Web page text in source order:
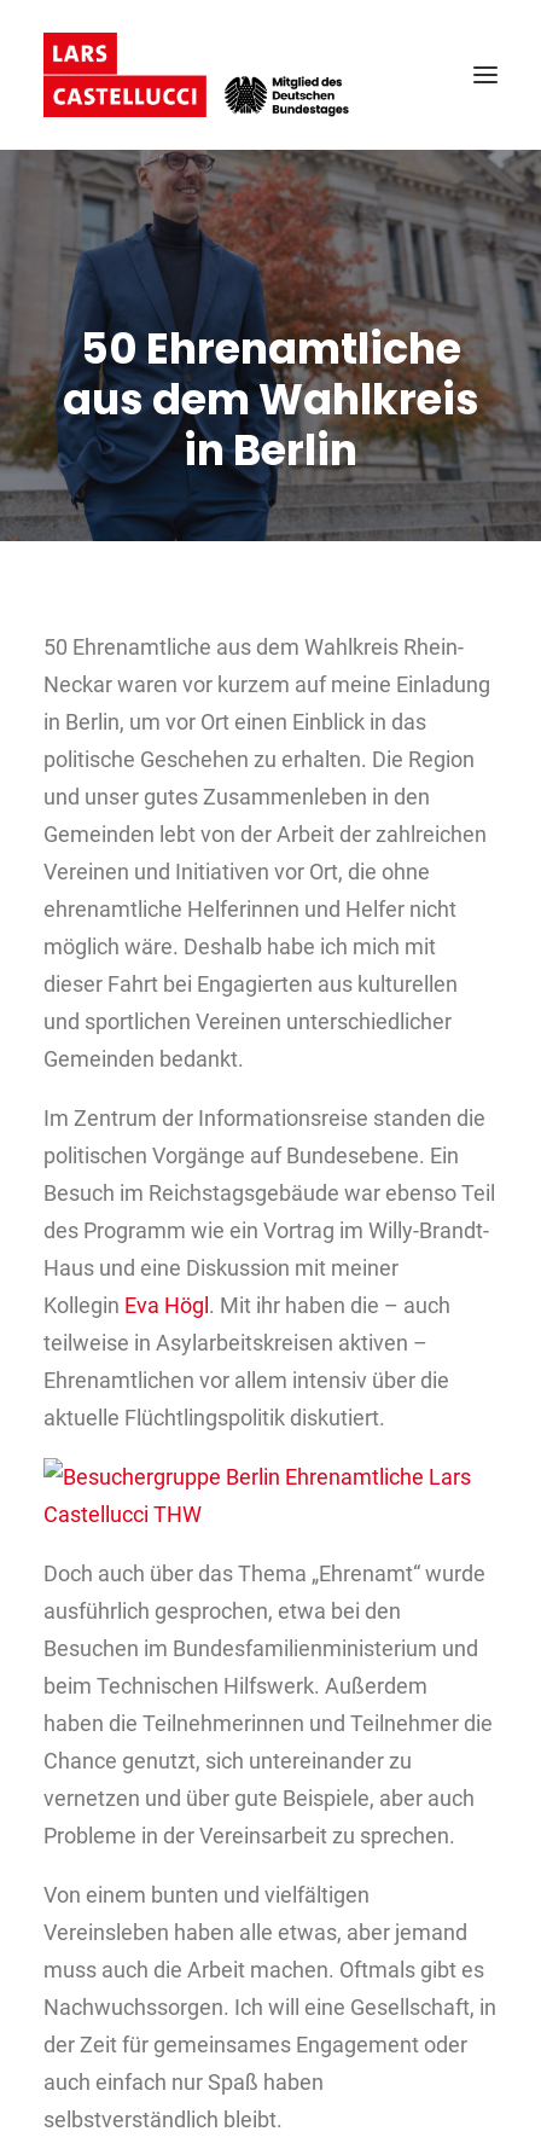
50 Ehrenamtliche
aus dem Wahlkreis
in Berlin
50 Ehrenamtliche aus dem Wahlkreis Rhein-
Neckar waren vor kurzem auf meine Einladung
in Berlin, um vor Ort einen Einblick in das
politische Geschehen zu erhalten. Die Region
und unser gutes Zusammenleben in den
Gemeinden lebt von der Arbeit der zahlreichen
Vereinen und Initiativen vor Ort, die ohne
ehrenamtliche Helferinnen und Helfer nicht
möglich wäre. Deshalb habe ich mich mit
dieser Fahrt bei Engagierten aus kulturellen
und sportlichen Vereinen unterschiedlicher
Gemeinden bedankt.
Im Zentrum der Informationsreise standen die
politischen Vorgänge auf Bundesebene. Ein
Besuch im Reichstagsgebäude war ebenso Teil
des Programm wie ein Vortrag im Willy-Brandt-
Haus und eine Diskussion mit meiner
Kollegin Eva Högl . Mit ihr haben die – auch
teilweise in Asylarbeitskreisen aktiven –
Ehrenamtlichen vor allem intensiv über die
aktuelle Flüchtlingspolitik diskutiert.
Doch auch über das Thema „Ehrenamt“ wurde
ausführlich gesprochen, etwa bei den
Besuchen im Bundesfamilienministerium und
beim Technischen Hilfswerk. Außerdem
haben die Teilnehmerinnen und Teilnehmer die
Chance genutzt, sich untereinander zu
vernetzen und über gute Beispiele, aber auch
Probleme in der Vereinsarbeit zu sprechen.
Von einem bunten und vielfältigen
Vereinsleben haben alle etwas, aber jemand
muss auch die Arbeit machen. Oftmals gibt es
Nachwuchssorgen. Ich will eine Gesellschaft, in
der Zeit für gemeinsames Engagement oder
auch einfach nur Spaß haben
selbstverständlich bleibt.